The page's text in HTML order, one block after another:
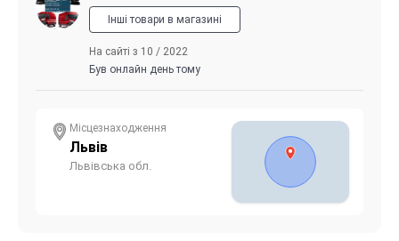
Інші товари в магазині
На сайті з 10 / 2022
Був онлайн день тому
Місцезнаходження
Львів
Львівська обл.